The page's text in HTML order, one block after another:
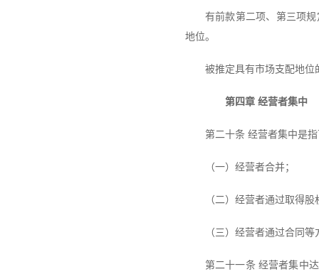
有前款第二项、第三项
地位。
被推定具有市场支配地位
第四章 经营者集中
第二十条 经营者集中是
（一）经营者合并；
（二）经营者通过取得
（三）经营者通过合同
第二十一条 经营者集中